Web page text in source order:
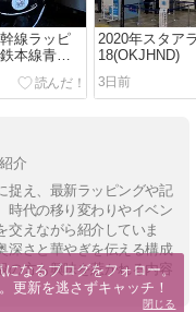
線ラッピ
本線青各
2020年スタア
18(OKJHND)
3日前
介
捉え、最新ラッピングや記
時代の移り変わりやイベン
交えながら紹介していま
深さと華やぎを伝える構成
の方も興味を惹かれる内容
になるブログをフォロー。
更新を逃さずキャッチ！
閉じる